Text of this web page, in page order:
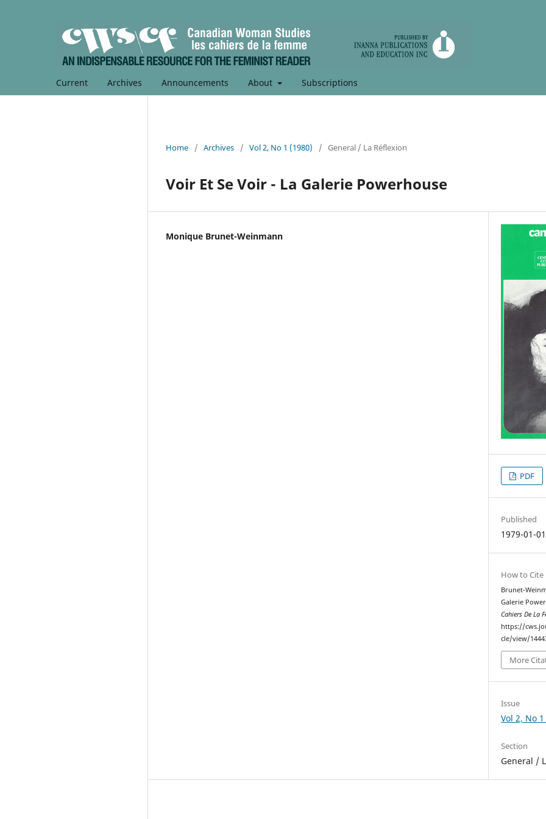
Current Archives Announcements About Subscriptions
Home / Archives / Vol 2, No 1 (1980) / General / La Réflexion
Voir Et Se Voir - La Galerie Powerhouse
Monique Brunet-Weinmann
PDF
Published
1979-01-01
How to Cite
Brunet-
Galerie
Cahiers De La
https://
cle/view/
More
Issue
Vol 2, No
Section
General /